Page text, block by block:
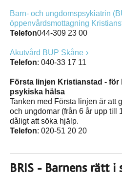
Barn- och ungdomspsykiatrin
öppenvårdsmottagning
Telefon044-309 23 00
Akutvård BUP Skåne
Telefon: 040-33 17 11
Första linjen Kristianstad -
psykiska hälsa
Tanken med Första linjen är att
och ungdomar (från 6 år upp till
dåligt att söka hjälp.
Telefon: 020-51 20 20
BRIS - Barnens rätt i